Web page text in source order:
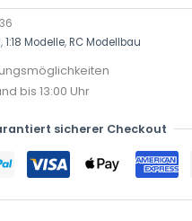
,1:18 Modelle,RC Modellbau
bis 13:00 Uhr
sicherer Checkout